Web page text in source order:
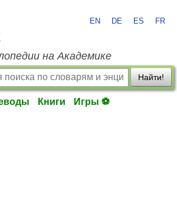
EN DE ES FR
на Академике
Найти!
Книги Игры ⚽